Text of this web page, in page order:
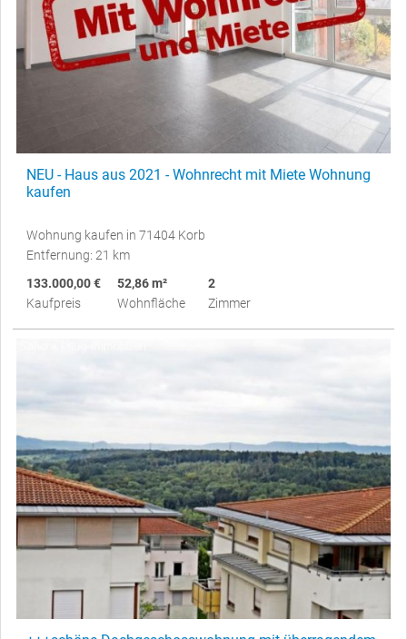
NEU - Haus aus 2021 - Wohnrecht mit Miete Wohnung
kaufen
Wohnung kaufen in 71404 Korb
Entfernung: 21 km
133.000,00 €
Kaufpreis
52,86 m²
Wohnfläche
2
Zimmer